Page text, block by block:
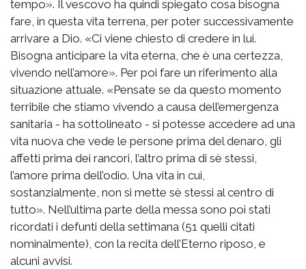
tempo». Il vescovo ha quindi spiegato cosa bisogna
fare, in questa vita terrena, per poter successivamente
arrivare a Dio. «Ci viene chiesto di credere in lui.
Bisogna anticipare la vita eterna, che è una certezza,
vivendo nell’amore». Per poi fare un riferimento alla
situazione attuale. «Pensate se da questo momento
terribile che stiamo vivendo a causa dell’emergenza
sanitaria - ha sottolineato - si potesse accedere ad una
vita nuova che vede le persone prima del denaro, gli
affetti prima dei rancori, l’altro prima di sè stessi,
l’amore prima dell’odio. Una vita in cui,
sostanzialmente, non si mette sè stessi al centro di
tutto». Nell’ultima parte della messa sono poi stati
ricordati i defunti della settimana (51 quelli citati
nominalmente), con la recita dell’Eterno riposo, e
alcuni avvisi.